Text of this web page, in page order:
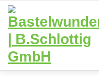
Zum
Inhalt
springen